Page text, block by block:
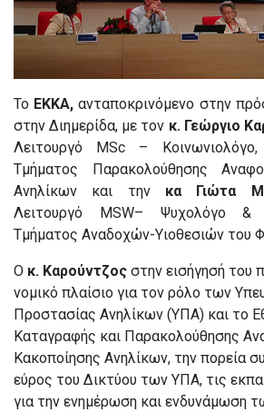
Το ΕΚΚΑ, ανταποκρινόμενο στην
στην Διημερίδα, με τον κ. Γεώργιο
Λειτουργό MSc –
Τμήματος Παρακολούθησης
Ανηλίκων και την κα Γιώτα
Λειτουργό ΜSW– Ψυχολόγο &
Τμήματος Αναδοχών-Υιοθεσιών του
Ο κ. Καρούντζος στην εισήγησή του
νομικό πλαίσιο για τον ρόλο των
Προστασίας Ανηλίκων (ΥΠΑ) και το
Καταγραφής και Παρακολούθησης
Κακοποίησης Ανηλίκων, την πορεία
εύρος του Δικτύου των ΥΠΑ, τις
για την ενημέρωση και ενδυνάμωση